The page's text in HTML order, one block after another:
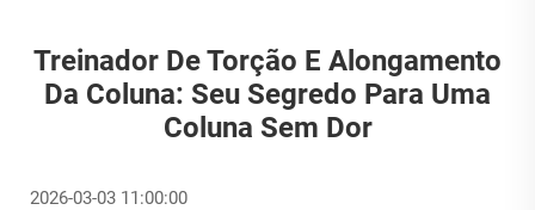
Treinador De Torção E Alongamento
Da Coluna: Seu Segredo Para Uma
Coluna Sem Dor
2026-03-03 11:00:00